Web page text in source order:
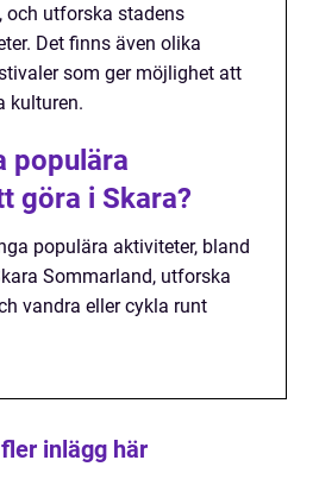
och utforska stadens
Det finns även olika
som ger möjlighet att
kulturen.
populära
göra i Skara?
populära aktiviteter, bland
Sommarland, utforska
vandra eller cykla runt
inlägg här